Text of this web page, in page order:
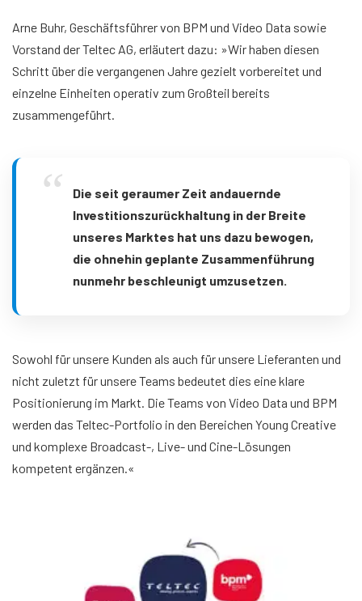
Arne Buhr, Geschäftsführer von BPM und Video Data sowie
Vorstand der Teltec AG, erläutert dazu: »Wir haben diesen
Schritt über die vergangenen Jahre gezielt vorbereitet und
einzelne Einheiten operativ zum Großteil bereits
zusammengeführt.
Die seit geraumer Zeit andauernde
Investitionszurückhaltung in der Breite
unseres Marktes hat uns dazu bewogen,
die ohnehin geplante Zusammenführung
nunmehr beschleunigt umzusetzen.
Sowohl für unsere Kunden als auch für unsere Lieferanten und
nicht zuletzt für unsere Teams bedeutet dies eine klare
Positionierung im Markt. Die Teams von Video Data und BPM
werden das Teltec-Portfolio in den Bereichen Young Creative
und komplexe Broadcast-, Live- und Cine-Lösungen
kompetent ergänzen.«